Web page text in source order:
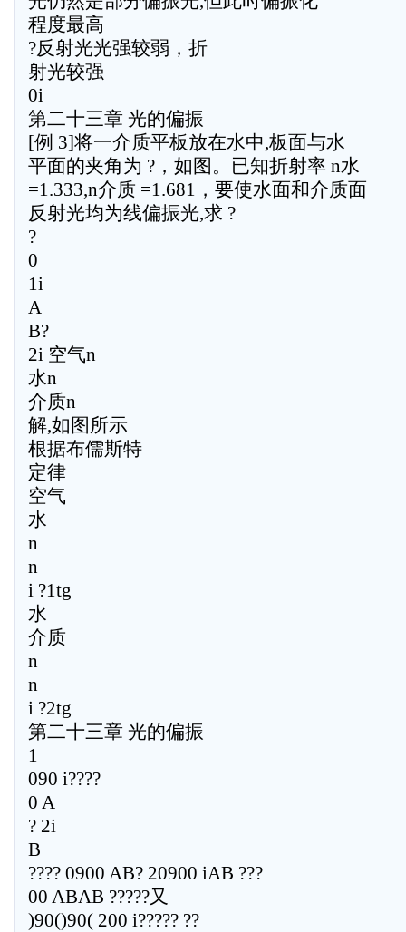
程度最高
?反射光光强较弱，折
射光较强
0i
第二十三章 光的偏振
[例 3]将一介质平板放在水中,板面与水
平面的夹角为 ?，如图。已知折射率 n水
=1.333,n介质 =1.681，要使水面和介质面
反射光均为线偏振光,求 ?
?
0
1i
A
B?
2i 空气n
水n
介质n
解,如图所示
根据布儒斯特
定律
空气
水
n
n
i ?1tg
水
介质
n
n
i ?2tg
第二十三章 光的偏振
1
090 i????
0 A
? 2i
B
???? 0900 AB? 20900 iAB ???
00 ABAB ?????又
)90()90( 200 i????? ??